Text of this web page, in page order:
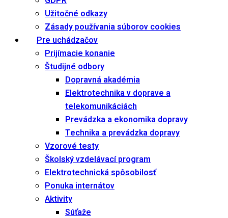
Užitočné odkazy
Zásady používania súborov cookies
Pre uchádzačov
Prijímacie konanie
Študijné odbory
Dopravná akadémia
Elektrotechnika v doprave a
telekomunikáciách
Prevádzka a ekonomika dopravy
Technika a prevádzka dopravy
Vzorové testy
Školský vzdelávací program
Elektrotechnická spôsobilosť
Ponuka internátov
Aktivity
Súťaže